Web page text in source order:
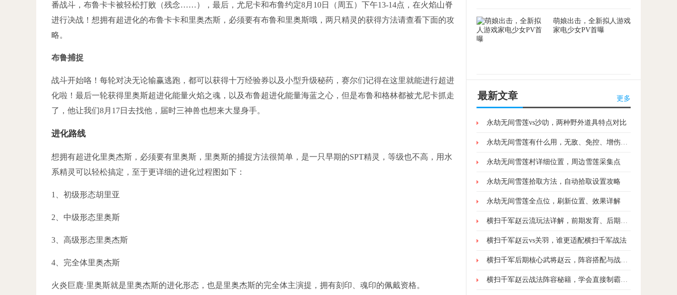
番战斗，布鲁卡卡被轻松打败（残念……），最后，尤尼卡和布鲁约定8月10日（周五）下午13-14点，在火焰山脊
进行决战！想拥有超进化的布鲁卡卡和里奥杰斯，必须要有布鲁和里奥斯哦，两只精灵的获得方法请查看下面的攻
略。
布鲁捕捉
战斗开始咯！每轮对决无论输赢逃跑，都可以获得十万经验券以及小型升级秘药，赛尔们记得在这里就能进行超进
化啦！最后一轮获得里奥斯超进化能量火焰之魂，以及布鲁超进化能量海蓝之心，但是布鲁和格林都被尤尼卡抓走
了，他让我们8月17日去找他，届时三神兽也想来大显身手。
进化路线
想拥有超进化里奥杰斯，必须要有里奥斯，里奥斯的捕捉方法很简单，是一只早期的SPT精灵，等级也不高，用水
系精灵可以轻松搞定，至于更详细的进化过程图如下：
1、初级形态胡里亚
2、中级形态里奥斯
3、高级形态里奥杰斯
4、完全体里奥杰斯
火炎巨鹿·里奥斯就是里奥杰斯的进化形态，也是里奥杰斯的完全体主演提，拥有刻印、魂印的佩戴资格。
萌娘出击，全新拟人游戏
家电少女PV首曝
最新文章 更多
永劫无间雪莲vs沙叻，两种野外道具特点对比
永劫无间雪莲有什么用，无敌、免控、增伤三大效果解析
永劫无间雪莲村详细位置，周边雪莲采集点
永劫无间雪莲拾取方法，自动拾取设置攻略
永劫无间雪莲全点位，刷新位置、效果详解
横扫千军赵云流玩法详解，前期发育、后期收割思路
横扫千军赵云vs关羽，谁更适配横扫千军战法
横扫千军后期核心武将赵云，阵容搭配与战力突破
横扫千军赵云战法阵容秘籍，学会直接制霸全服